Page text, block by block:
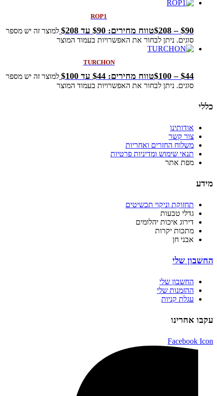
ROP1
$90
–
$208 טווח מחירים: ⁦$90⁩ עד ⁦$208⁩
למוצר זה יש מספר
סוגים. ניתן לבחור את האפשרויות בעמוד המוצר
TURCHON
$44
–
$100 טווח מחירים: ⁦$44⁩ עד ⁦$100⁩
למוצר זה יש מספר
סוגים. ניתן לבחור את האפשרויות בעמוד המוצר
כללי
אודותינו
צור קשר
משלוח החזרים ואחריות
תנאי שימוש ומדיניות פרטיות
מפת אתר
מידע
תחזוקת וניקוי תכשיטים
גדלי טבעות
דירוג איכות יהלומים
מתכות יקרות
אבני חן
החשבון שלי
החשבון שלי
ההזמנות שלי
עגלת קניות
עקבו אחרינו
Facebook Icon